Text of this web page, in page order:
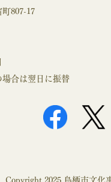
807-17
合は翌日に振替
Copyright 2025 鳥栖市文化